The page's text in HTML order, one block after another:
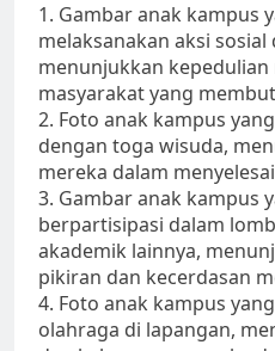
1. Gambar anak kampus
melaksanakan aksi
menunjukkan
masyarakat yang
2. Foto anak kampus
dengan toga wisuda,
mereka dalam
3. Gambar anak kampus
berpartisipasi dalam
akademik lainnya,
pikiran dan kecerdasan
4. Foto anak kampus
olahraga di lapangan,